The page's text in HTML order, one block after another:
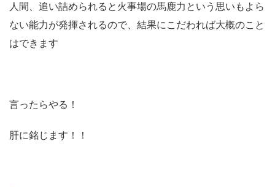
人間、追い詰められると火事場の馬鹿力という思いもよら
ない能力が発揮されるので、結果にこだわれば大概のこと
はできます
言ったらやる！
肝に銘じます！！